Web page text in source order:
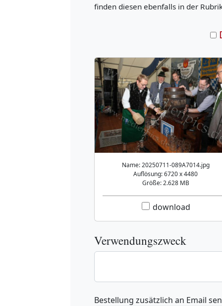
finden diesen ebenfalls in der
Name: 20250711-089A7014.jpg
Auflösung: 6720 x 4480
Größe: 2.628 MB
download
Verwendungszweck
Bestellung zusätzlich an Email